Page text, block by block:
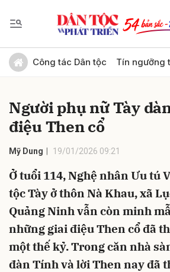
Công tác Dân tộc Tín ngưỡng
Người phụ nữ Tày
điệu Then cổ
Mỹ Dung 19/01/2026 09:21
Ở tuổi 114, Nghệ nhân Ưu tú
tộc Tày ở thôn Nà Khau, xã
Quảng Ninh vẫn còn minh
những giai điệu Then cổ đã
một thế kỷ. Trong căn nhà
đàn Tính và lời Then nay đã
Gửi bình luận